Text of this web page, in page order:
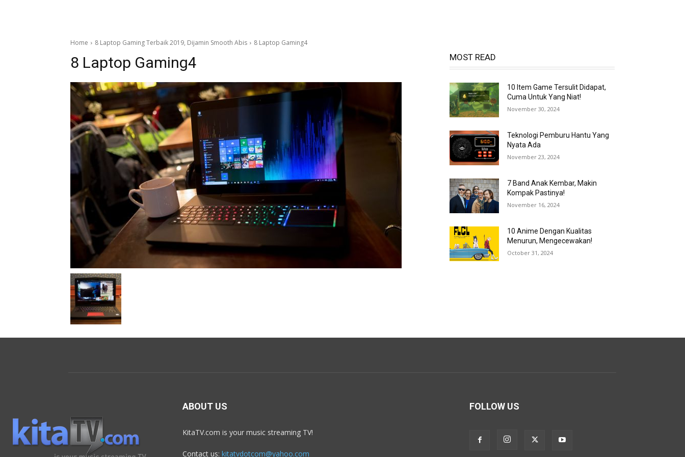
Home 8 Laptop Gaming Terbaik 2019, Dijamin Smooth Abis 8 Laptop Gaming4
8 Laptop Gaming4 MOST READ
10 Item Game Tersulit Didapat,
Cuma Untuk Yang Niat!
November 30, 2024
Teknologi Pemburu Hantu Yang
Nyata Ada
November 23, 2024
7 Band Anak Kembar, Makin
Kompak Pastinya!
November 16, 2024
10 Anime Dengan Kualitas
Menurun, Mengecewakan!
October 31, 2024
ABOUT US
KitaTV.com is your music streaming TV!
Contact us: kitatvdotcom@yahoo.com
FOLLOW US